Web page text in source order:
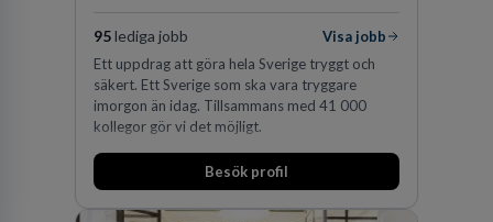
95lediga jobb
Visa jobb
Ett uppdrag att göra hela Sverige tryggt och
säkert. Ett Sverige som ska vara tryggare
imorgon än idag. Tillsammans med 41 000
kollegor gör vi det möjligt.
Besök profil